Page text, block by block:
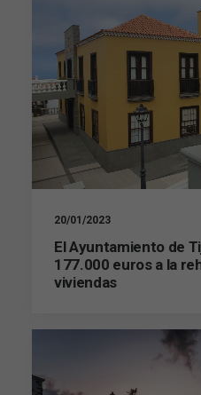
20/01/2023
El Ayuntamiento de
177.000 euros a la
viviendas